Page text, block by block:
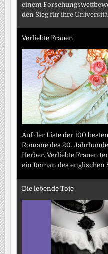
einem
den Sieg für ihre
Verliebte Frauen
Auf der Liste der 100
Romane des 20.
Herber. Verliebte Frauen
ein Roman des englischen
Die lebende Tote